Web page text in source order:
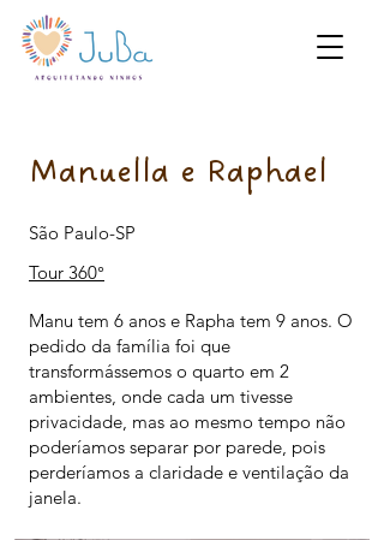
Manuella e Raphael
São Paulo-SP
Tour 360°
Manu tem 6 anos e Rapha tem 9 anos. O
pedido da família foi que
transformássemos o quarto em 2
ambientes, onde cada um tivesse
privacidade, mas ao mesmo tempo não
poderíamos separar por parede, pois
perderíamos a claridade e ventilação da
janela.